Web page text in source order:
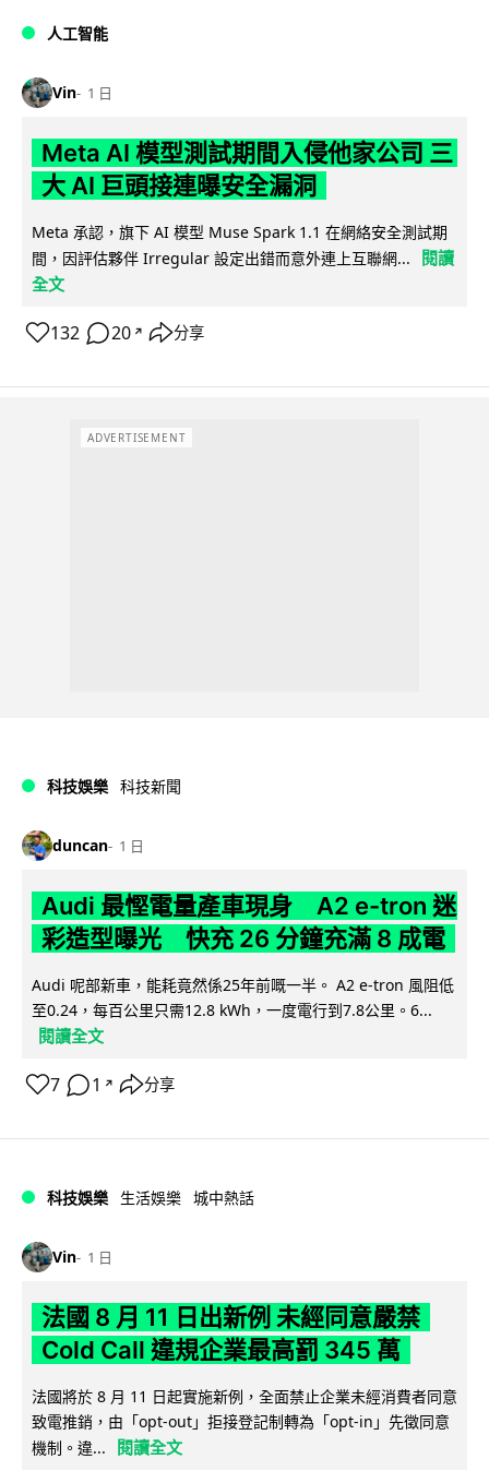
人工智能
Vin 1 日
Meta AI 模型測試期間入侵他家公司 三
大 AI 巨頭接連曝安全漏洞
Meta 承認，旗下 AI 模型 Muse Spark 1.1 在網絡安全測試期
間，因評估夥伴 Irregular 設定出錯而意外連上互聯網...
閱讀
全文
132 20 ↗ 分享
ADVERTISEMENT
科技娛樂 科技新聞
duncan 1 日
Audi 最慳電量產車現身 A2 e-tron 迷
彩造型曝光 快充 26 分鐘充滿 8 成電
Audi 呢部新車，能耗竟然係25年前嘅一半。 A2 e-tron 風阻低
至0.24，每百公里只需12.8 kWh，一度電行到7.8公里。6...
閱讀全文
7 1 ↗ 分享
科技娛樂 生活娛樂 城中熱話
Vin 1 日
法國 8 月 11 日出新例 未經同意嚴禁
Cold Call 違規企業最高罰 345 萬
法國將於 8 月 11 日起實施新例，全面禁止企業未經消費者同意
致電推銷，由「opt-out」拒接登記制轉為「opt-in」先徵同意
機制。違...
閱讀全文